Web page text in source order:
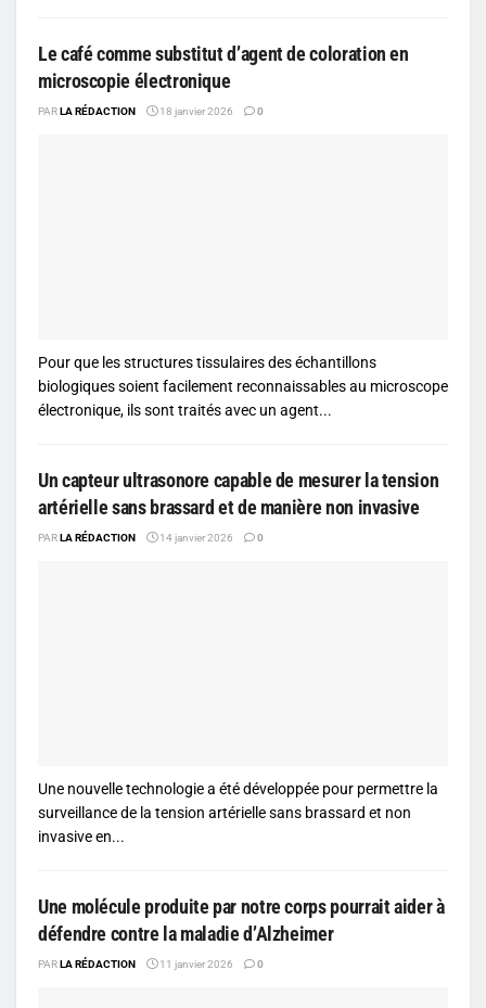
Le café comme substitut d’agent de coloration en
microscopie électronique
PARLA RÉDACTION 18 janvier 2026 0
Pour que les structures tissulaires des échantillons
biologiques soient facilement reconnaissables au microscope
électronique, ils sont traités avec un agent...
Un capteur ultrasonore capable de mesurer la tension
artérielle sans brassard et de manière non invasive
PARLA RÉDACTION 14 janvier 2026 0
Une nouvelle technologie a été développée pour permettre la
surveillance de la tension artérielle sans brassard et non
invasive en...
Une molécule produite par notre corps pourrait aider à
défendre contre la maladie d’Alzheimer
PARLA RÉDACTION 11 janvier 2026 0